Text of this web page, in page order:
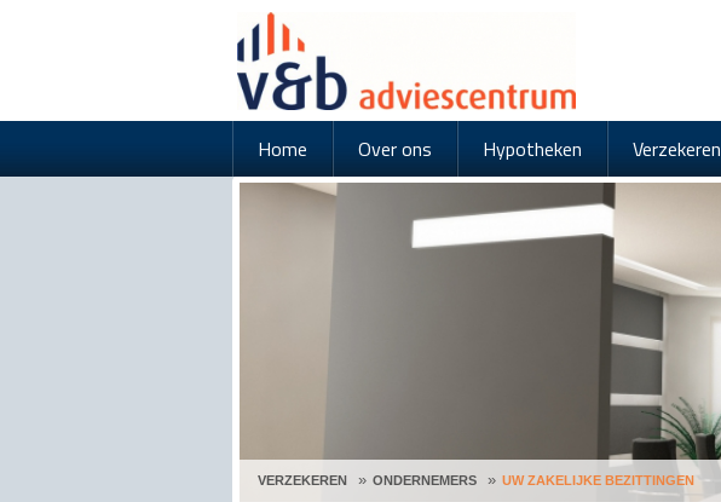
VERZEKEREN ONDERNEMERS UW ZAKELIJKE BEZITTINGEN
Home Over ons Hypotheken Verzekeren